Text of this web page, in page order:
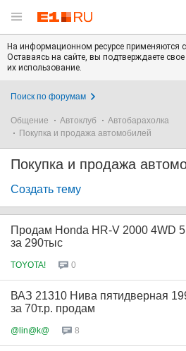
На информационном ресурсе применяются
Оставаясь на сайте, вы подтверждаете свое
их использование.
Поиск по форумам
Общение Автоклуб
Автобарахолка
Покупка и продажа автомобилей
Покупка и продажа
Создать тему
Продам Honda HR-V 2000 4WD
за 290тыс
TOYOTA! 0
ВАЗ 21310 Нива пятидверная
за 70т.р. продам
@lin@k@ 8